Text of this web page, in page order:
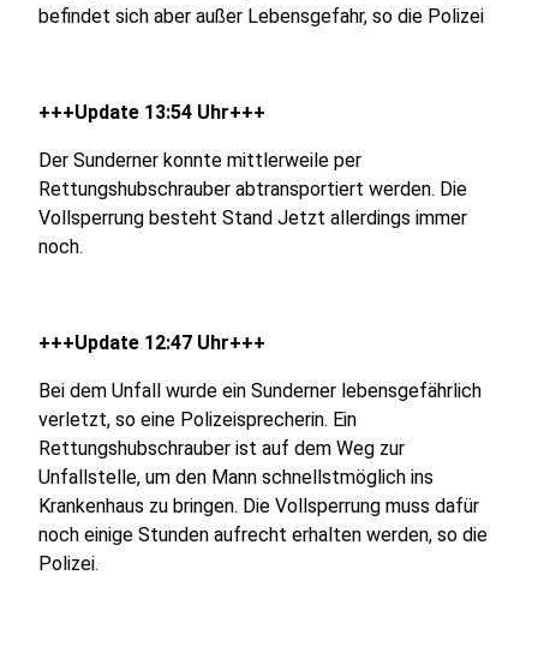
befindet sich aber außer Lebensgefahr, so die Polizei
+++Update 13:54 Uhr+++
Der Sunderner konnte mittlerweile per
Rettungshubschrauber abtransportiert werden. Die
Vollsperrung besteht Stand Jetzt allerdings immer
noch.
+++Update 12:47 Uhr+++
Bei dem Unfall wurde ein Sunderner lebensgefährlich
verletzt, so eine Polizeisprecherin. Ein
Rettungshubschrauber ist auf dem Weg zur
Unfallstelle, um den Mann schnellstmöglich ins
Krankenhaus zu bringen. Die Vollsperrung muss dafür
noch einige Stunden aufrecht erhalten werden, so die
Polizei.